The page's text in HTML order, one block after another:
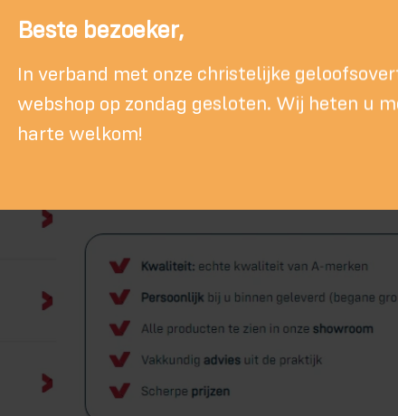
Beste bezoeker,
In verband met onze christelijke
webshop op zondag gesloten. Wij heten u
harte welkom!